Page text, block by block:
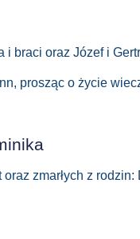
i braci oraz Józef i
prosząc o życie
zmarłych z